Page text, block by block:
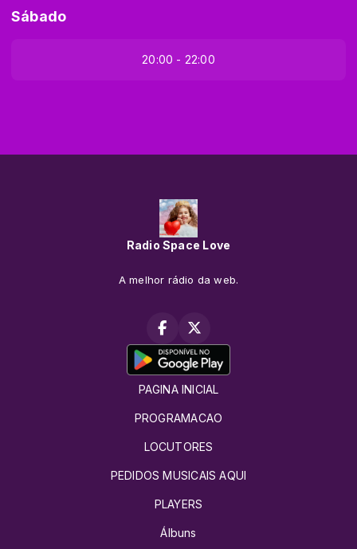
Sábado
20:00 - 22:00
Radio Space Love
A melhor rádio da web.
PAGINA INICIAL
PROGRAMACAO
LOCUTORES
PEDIDOS MUSICAIS AQUI
PLAYERS
Álbuns